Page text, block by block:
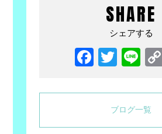
SHARE
シェアする
ブログ一覧